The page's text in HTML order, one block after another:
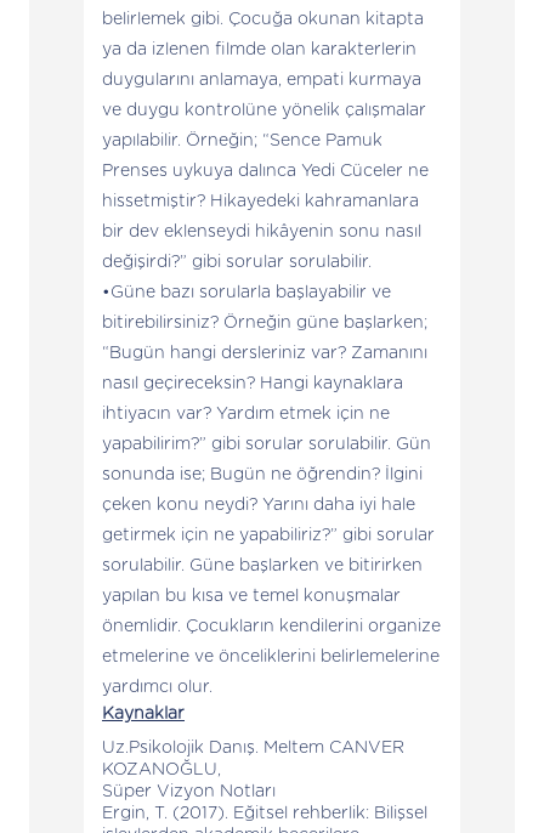
belirlemek gibi. Çocuğa okunan kitapta
ya da izlenen filmde olan karakterlerin
duygularını anlamaya, empati kurmaya
ve duygu kontrolüne yönelik çalışmalar
yapılabilir. Örneğin; “Sence Pamuk
Prenses uykuya dalınca Yedi Cüceler ne
hissetmiştir? Hikayedeki kahramanlara
bir dev eklenseydi hikâyenin sonu nasıl
değişirdi?” gibi sorular sorulabilir.
Güne bazı sorularla başlayabilir ve
bitirebilirsiniz? Örneğin güne başlarken;
“Bugün hangi dersleriniz var? Zamanını
nasıl geçireceksin? Hangi kaynaklara
ihtiyacın var? Yardım etmek için ne
yapabilirim?” gibi sorular sorulabilir. Gün
sonunda ise; Bugün ne öğrendin? İlgini
çeken konu neydi? Yarını daha iyi hale
getirmek için ne yapabiliriz?” gibi sorular
sorulabilir. Güne başlarken ve bitirirken
yapılan bu kısa ve temel konuşmalar
önemlidir. Çocukların kendilerini organize
etmelerine ve önceliklerini belirlemelerine
yardımcı olur.
Kaynaklar
Uz.Psikolojik Danış. Meltem CANVER
KOZANOĞLU,
Süper Vizyon Notları
Ergin, T. (2017). Eğitsel rehberlik: Bilişsel